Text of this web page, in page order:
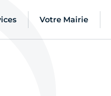
Votre Mairie